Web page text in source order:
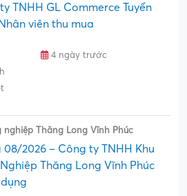
TNHH GL Commerce Tuyển
viên thu mua
4 ngày trước
nghiệp Thăng Long Vĩnh Phúc
08/2026 – Công ty TNHH Khu
Thăng Long Vĩnh Phúc